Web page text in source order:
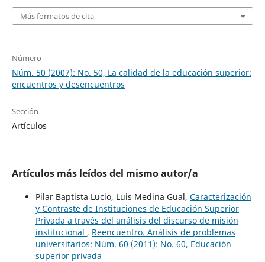
Más formatos de cita
Número
Núm. 50 (2007): No. 50, La calidad de la educación superior:
encuentros y desencuentros
Sección
Artículos
Artículos más leídos del mismo autor/a
Pilar Baptista Lucio, Luis Medina Gual, Caracterización
y Contraste de Instituciones de Educación Superior
Privada a través del análisis del discurso de misión
institucional , Reencuentro. Análisis de problemas
universitarios: Núm. 60 (2011): No. 60, Educación
superior privada